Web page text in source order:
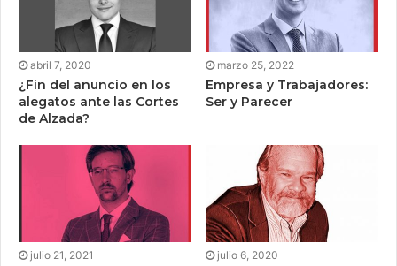
abril 7, 2020
¿Fin del anuncio en los
alegatos ante las Cortes
de Alzada?
marzo 25, 2022
Empresa y Trabajadores:
Ser y Parecer
julio 21, 2021 julio 6, 2020